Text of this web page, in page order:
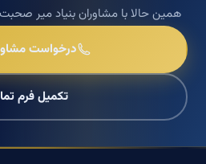
همین حالا با مشاوران بنیاد میر صحبت
درخواست
تکمیل فرم